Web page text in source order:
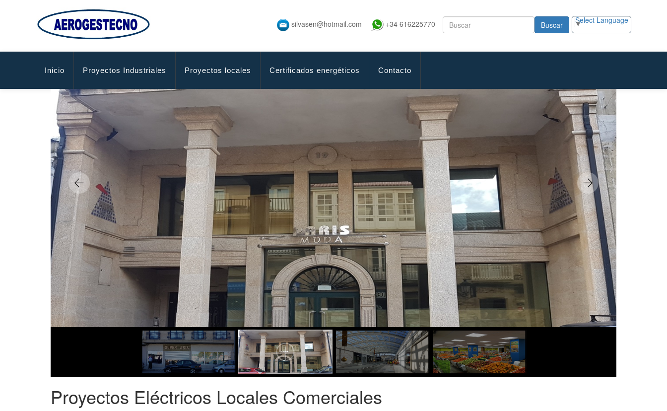
Select Language
▼
Buscar
silvasen@hotmail.com +34 616225770
Inicio Proyectos Industriales Proyectos locales Certificados energéticos Contacto
Proyectos Eléctricos Locales Comerciales